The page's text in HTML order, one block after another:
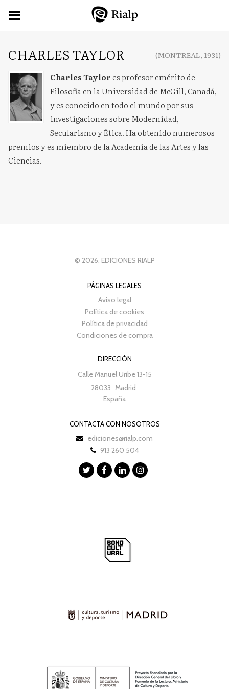
CHARLES TAYLOR (MONTREAL, 1931)
Charles Taylor es profesor emérito de
Filosofía en la Universidad de McGill, Canadá,
y es conocido en todo el mundo por sus
investigaciones sobre Modernidad,
Secularismo y Ética. Ha obtenido numerosos
premios y es miembro de la Academia de las Artes y las
Ciencias.
© 2026, EDICIONES RIALP
PÁGINAS LEGALES
Aviso legal
Política de cookies
Política de privacidad
Condiciones de compra
DIRECCIÓN
Calle Manuel Uribe 13-15
28033 Madrid
España
CONTACTA CON NOSOTROS
ediciones@rialp.com
913 260 504